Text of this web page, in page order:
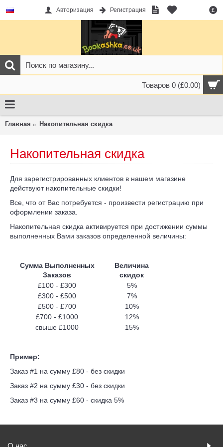
£
Авторизация Регистрация
Товаров 0 (£0.00)
Главная Накопительная скидка
Накопительная скидка
Для зарегистрированных клиентов в нашем магазине
действуют накопительные скидки!
Все, что от Вас потребуется - произвести регистрацию при
оформлении заказа.
Накопительная скидка активируется при достижении суммы
выполненных Вами заказов определенной величины:
Сумма Выполненных
Заказов
Величина
скидок
£100 - £300
5%
£300 - £500
7%
£500 - £700
10%
£700 - £1000
12%
свыше £1000
15%
Пример:
Заказ #1 на сумму £80 - без скидки
Заказ #2 на сумму £30 - без скидки
Заказ #3 на сумму £60 - скидка 5%